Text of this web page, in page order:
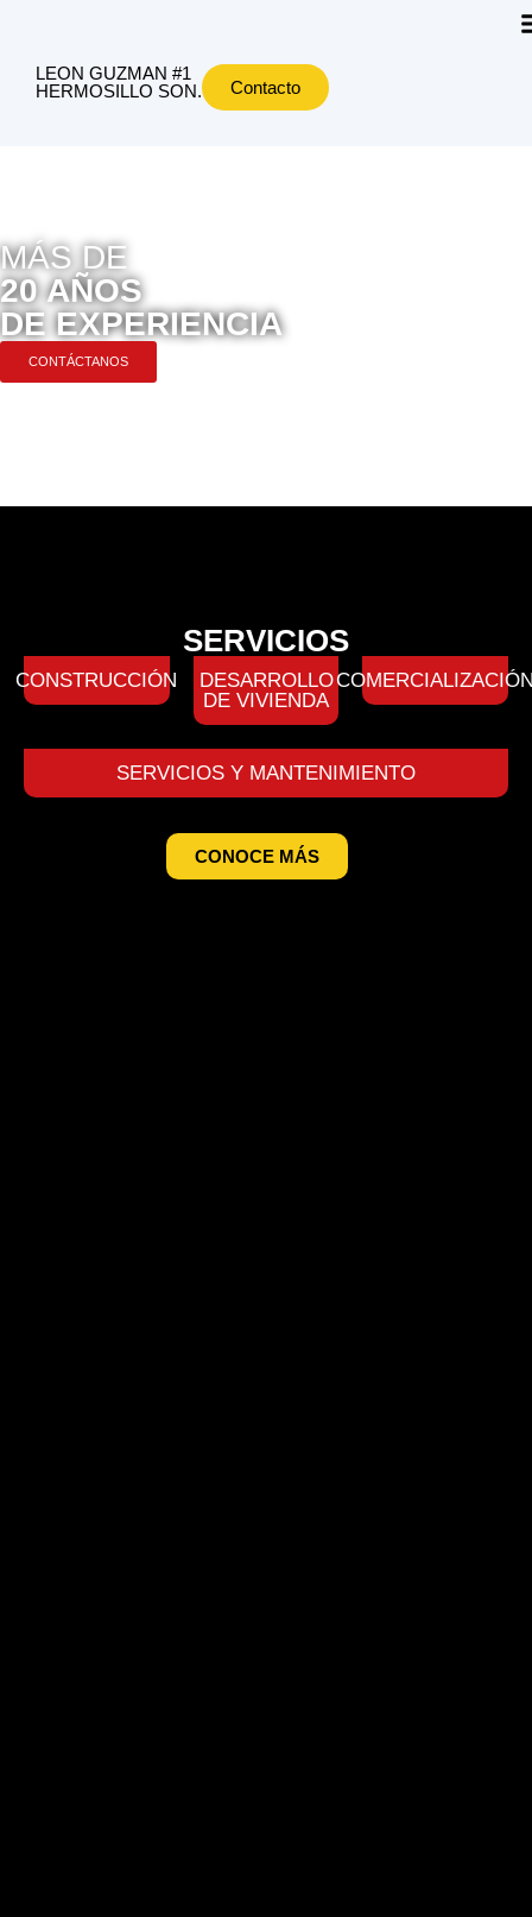
LEON GUZMAN #1
HERMOSILLO SON.
Contacto
MÁS DE
20 AÑOS
DE EXPERIENCIA
CONTÁCTANOS
SERVICIOS
CONSTRUCCIÓN
DESARROLLO
DE VIVIENDA
SERVICIOS Y MANTENIMIENTO
CONOCE MÁS